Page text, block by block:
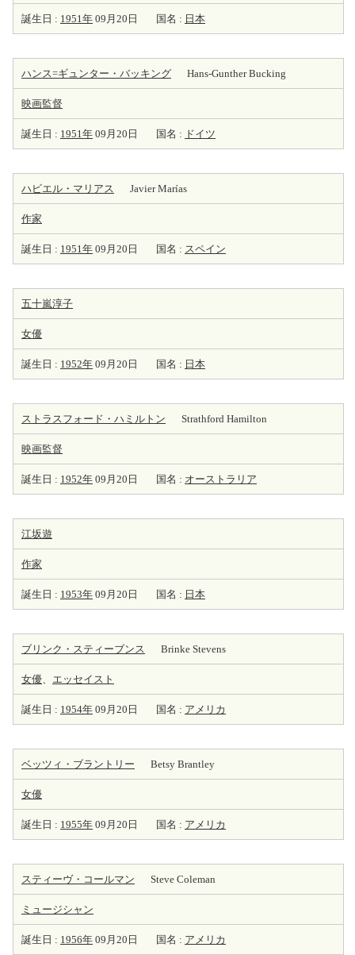
誕生日 : 1951年 09月20日 国名 : 日本
ハンス=ギュンター・バッキング Hans-Gunther Bucking
映画監督
誕生日 : 1951年 09月20日 国名 : ドイツ
ハビエル・マリアス Javier Marías
作家
誕生日 : 1951年 09月20日 国名 : スペイン
五十嵐淳子
女優
誕生日 : 1952年 09月20日 国名 : 日本
ストラスフォード・ハミルトン Strathford Hamilton
映画監督
誕生日 : 1952年 09月20日 国名 : オーストラリア
江坂遊
作家
誕生日 : 1953年 09月20日 国名 : 日本
ブリンク・スティーブンス Brinke Stevens
女優、 エッセイスト
誕生日 : 1954年 09月20日 国名 : アメリカ
ベッツィ・ブラントリー Betsy Brantley
女優
誕生日 : 1955年 09月20日 国名 : アメリカ
スティーヴ・コールマン Steve Coleman
ミュージシャン
誕生日 : 1956年 09月20日 国名 : アメリカ